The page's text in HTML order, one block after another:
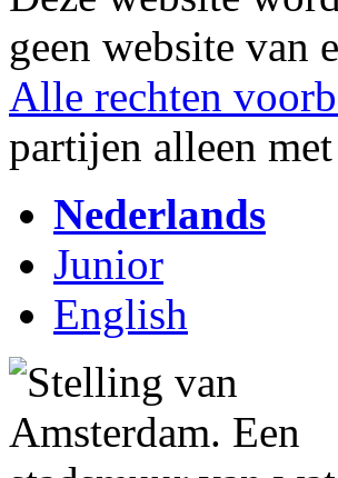
geen website van
Alle rechten
partijen alleen
Nederlands
Junior
English